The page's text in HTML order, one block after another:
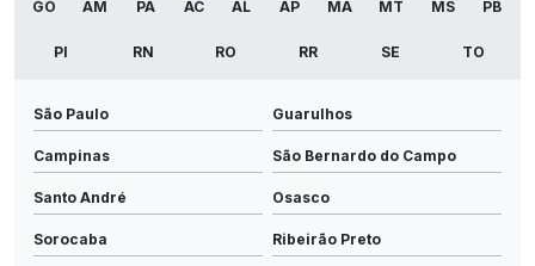
GO AM PA AC AL AP MA MT MS PB
PI RN RO RR SE TO
São Paulo Guarulhos
Campinas São Bernardo do Campo
Santo André Osasco
Sorocaba Ribeirão Preto